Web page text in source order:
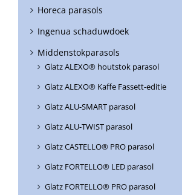
Horeca parasols
Ingenua schaduwdoek
Middenstokparasols
Glatz ALEXO® houtstok parasol
Glatz ALEXO® Kaffe Fassett-editie
Glatz ALU-SMART parasol
Glatz ALU-TWIST parasol
Glatz CASTELLO® PRO parasol
Glatz FORTELLO® LED parasol
Glatz FORTELLO® PRO parasol